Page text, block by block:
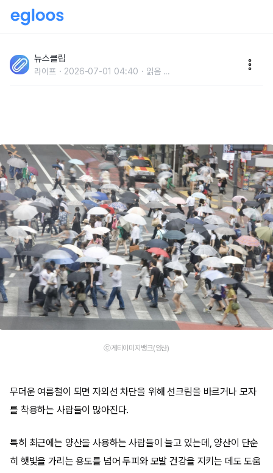
양산 쓰면 탈모 예방에 도움 된다는 이야기의 진실
뉴스클립
라이프 2026-07-01 04:40 읽음 ...
ⓒ게티이미지뱅크(양산)
무더운 여름철이 되면 자외선 차단을 위해 선크림을 바르거나 모자
를 착용하는 사람들이 많아진다.
특히 최근에는 양산을 사용하는 사람들이 늘고 있는데, 양산이 단순
히 햇빛을 가리는 용도를 넘어 두피와 모발 건강을 지키는 데도 도움